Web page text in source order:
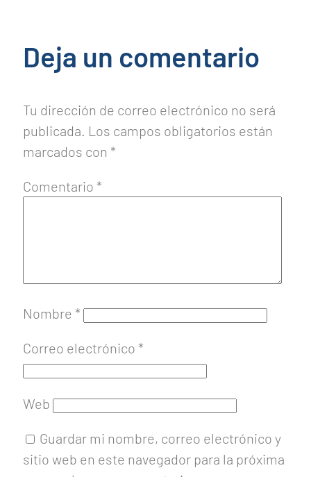
Deja un comentario
Tu dirección de correo electrónico no será
publicada. Los campos obligatorios están
marcados con *
Comentario *
Nombre *
Correo electrónico *
Web
Guardar mi nombre, correo electrónico y
sitio web en este navegador para la próxima